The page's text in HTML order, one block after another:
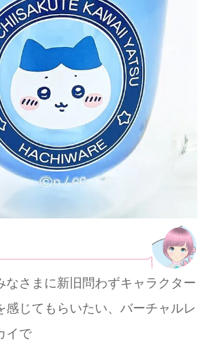
なさまに新旧問わずキャラクター
感じてもらいたい、バーチャルレ
イで